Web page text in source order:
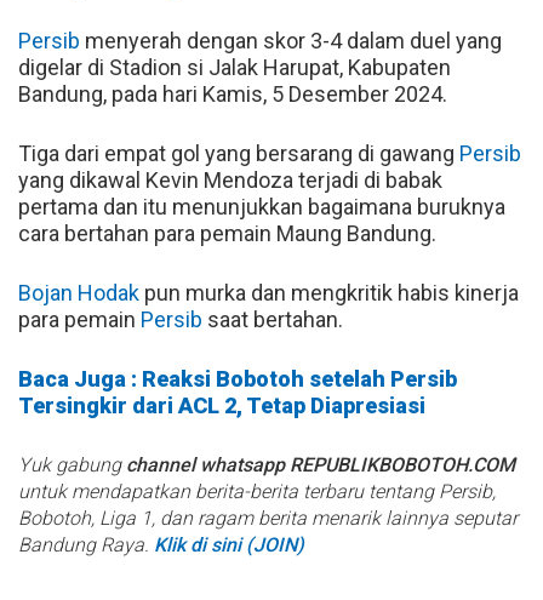
Persib menyerah dengan skor 3-4 dalam duel yang
digelar di Stadion si Jalak Harupat, Kabupaten
Bandung, pada hari Kamis, 5 Desember 2024.
Tiga dari empat gol yang bersarang di gawang Persib
yang dikawal Kevin Mendoza terjadi di babak
pertama dan itu menunjukkan bagaimana buruknya
cara bertahan para pemain Maung Bandung.
Bojan Hodak pun murka dan mengkritik habis kinerja
para pemain Persib saat bertahan.
Baca Juga : Reaksi Bobotoh setelah Persib
Tersingkir dari ACL 2, Tetap Diapresiasi
Yuk gabung channel whatsapp REPUBLIKBOBOTOH.COM
untuk mendapatkan berita-berita terbaru tentang Persib,
Bobotoh, Liga 1, dan ragam berita menarik lainnya seputar
Bandung Raya. Klik di sini (JOIN)